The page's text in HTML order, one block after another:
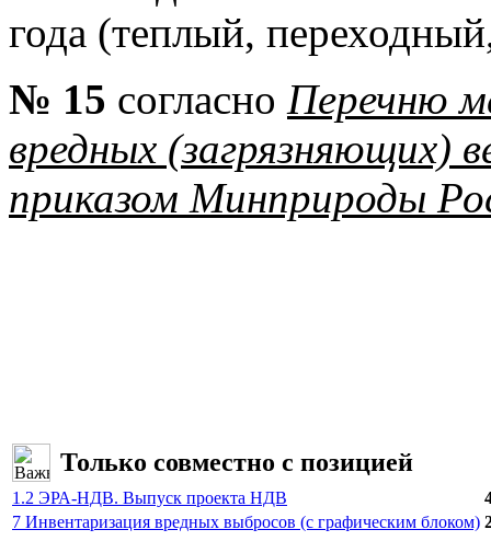
года (теплый,
№ 15 согласно Перечню
вредных (загрязняющих)
приказом Минприроды
Только совместно с позицией
1.2 ЭРА-НДВ. Выпуск проекта НДВ
7 Инвентаризация вредных выбросов (с графическим блоком)